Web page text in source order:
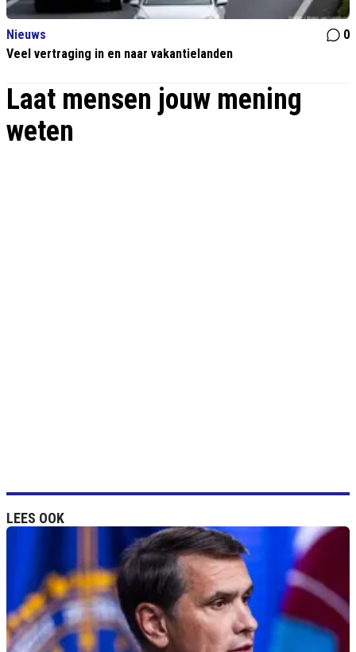
Nieuws
0
Veel vertraging in en naar vakantielanden
Laat mensen jouw mening
weten
LEES OOK